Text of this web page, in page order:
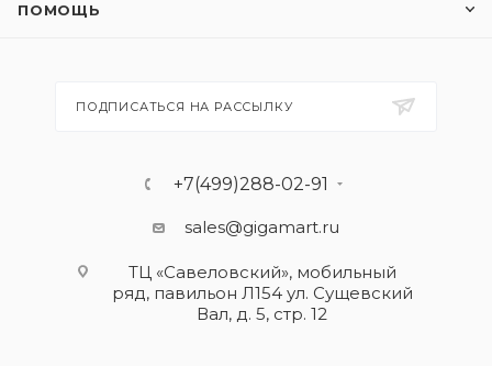
ПОМОЩЬ
ПОДПИСАТЬСЯ НА РАССЫЛКУ
+7(499)288-02-91
sales@gigamart.ru
ТЦ «Савеловский», мобильный
ряд, павильон Л154 ул. Сущевский
Вал, д. 5, стр. 12